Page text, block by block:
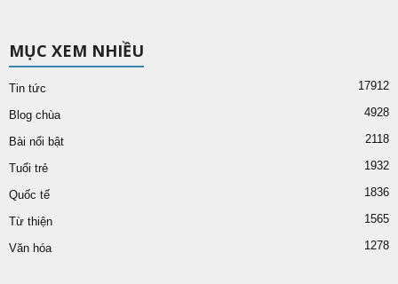
MỤC XEM NHIỀU
Tin tức 17912
Blog chùa 4928
Bài nổi bật 2118
Tuổi trẻ 1932
Quốc tế 1836
Từ thiện 1565
Văn hóa 1278